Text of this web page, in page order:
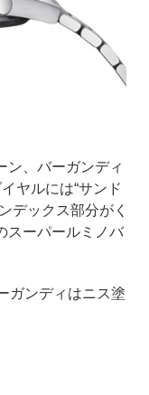
ン、バーガンディ
ヤルには“サンド
デックス部分がく
スーパールミノバ
ガンディはニス塗